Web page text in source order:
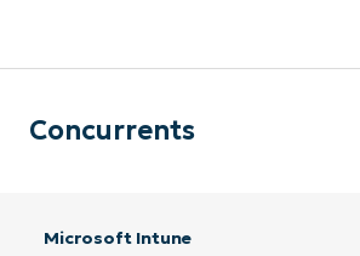
Concurrents
Microsoft Intune